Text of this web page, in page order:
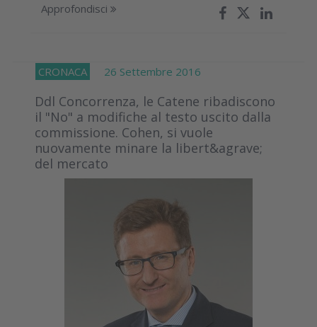
Approfondisci
CRONACA 26 Settembre 2016
Ddl Concorrenza, le Catene ribadiscono
il "No" a modifiche al testo uscito dalla
commissione. Cohen, si vuole
nuovamente minare la libert&agrave;
del mercato